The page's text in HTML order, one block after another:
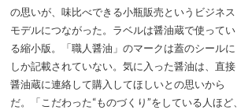
の思いが、味比べできる小瓶販売というビジネス
モデルにつながった。ラベルは醤油蔵で使ってい
る縮小版。「職人醤油」のマークは蓋のシールに
しか記載されていない。気に入った醤油は、直接
醤油蔵に連絡して購入してほしいとの思いから
だ。「こだわった“ものづくり”をしている人ほど、